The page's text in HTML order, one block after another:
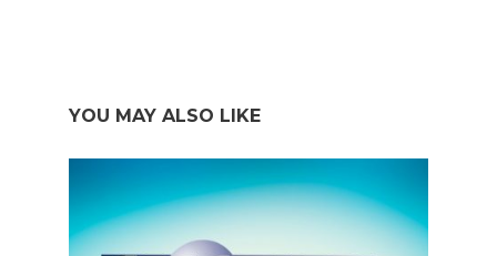
YOU MAY ALSO LIKE